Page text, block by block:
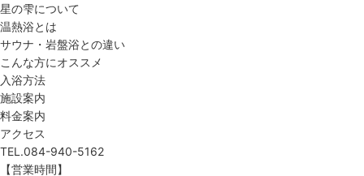
星の雫について
温熱浴とは
サウナ・岩盤浴との違い
こんな方にオススメ
入浴方法
施設案内
料金案内
アクセス
TEL.084-940-5162
【営業時間】